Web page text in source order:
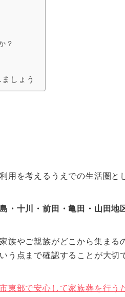
？
しょう
用を考えるうえでの生活圏と
・十川・前田・亀田・山田地
族やご親族がどこから集まる
う点まで確認することが大切
東部で安心して家族葬を行う